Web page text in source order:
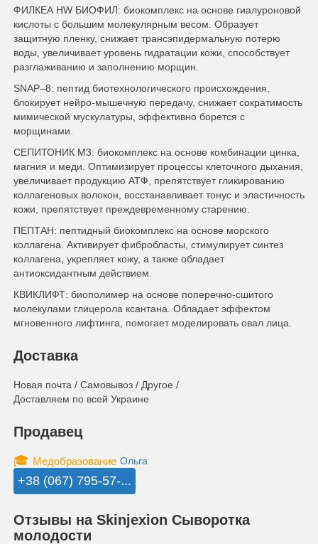
ФИЛКЕА HW БИОФИЛ: биокомплекс на основе гиалуроновой
кислоты с большим молекулярным весом. Образует
защитную пленку, снижает трансэпидермальную потерю
воды, увеличивает уровень гидратации кожи, способствует
разглаживанию и заполнению морщин.
SNAP–8: пептид биотехнологического происхождения,
блокирует нейро-мышечную передачу, снижает сократимость
мимической мускулатуры, эффективно борется с
морщинами.
СЕПИТОНИК М3: биокомплекс на основе комбинации цинка,
магния и меди. Оптимизирует процессы клеточного дыхания,
увеличивает продукцию АТФ, препятствует гликированию
коллагеновых волокон, восстанавливает тонус и эластичность
кожи, препятствует преждевременному старению.
ПЕПТАН: пептидный биокомплекс на основе морского
коллагена. Активирует фибробласты, стимулирует синтез
коллагена, укрепляет кожу, а также обладает
антиоксидантным действием.
КВИКЛИФТ: биополимер на основе поперечно-сшитого
молекулами глицерола ксантана. Обладает эффектом
мгновенного лифтинга, помогает моделировать овал лица.
Доставка
Новая почта / Самовывоз / Другое /
Доставляем по всей Украине
Продавец
🎓 Медобразование Ольга
+38 (067) 795-57-...
Отзывы на Skinjexion Сыворотка
молодости